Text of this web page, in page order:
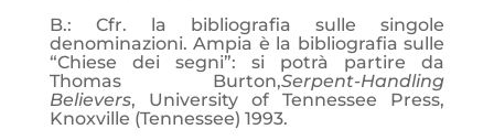
B.: Cfr. la bibliografia sulle singole
denominazioni. Ampia è la bibliografia sulle
“Chiese dei segni”: si potrà partire da
Thomas Burton,Serpent-Handling
Believers, University of Tennessee Press,
Knoxville (Tennessee) 1993.